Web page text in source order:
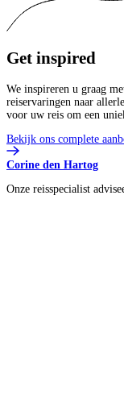
Get inspired
We inspireren u graag
reiservaringen naar
voor uw reis om een
Bekijk ons complete
Corine den Hartog
Onze reisspecialist